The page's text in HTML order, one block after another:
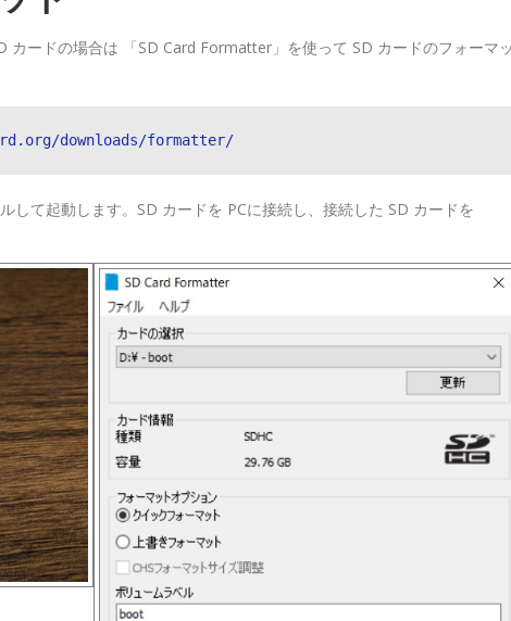
カードの場合は 「SD Card Formatter」を使って SD カードのフォーマ
downloads/formatter/
て起動します。SD カードを PCに接続し、接続した SD カードを